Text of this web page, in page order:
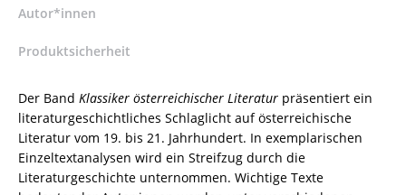
Frank
–
9783826095139
/
978-
3-
8260-
9513-
Autor*innen
Produktsicherheit
Der Band Klassiker österreichischer Literatur präsentiert ein
literaturgeschichtliches Schlaglicht auf österreichische
Literatur vom 19. bis 21. Jahrhundert. In exemplarischen
Einzeltextanalysen wird ein Streifzug durch die
Literaturgeschichte unternommen. Wichtige Texte